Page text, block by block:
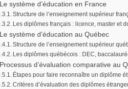
Le système d’éducation en France
Structure de l’enseignement supérieur
Les diplômes français : licence, master et
Le système d’éducation au Québec
Structure de l’enseignement supérieur
Les diplômes québécois : DEC,
Processus d’évaluation comparative au
Étapes pour faire reconnaître un diplôme
Critères d’évaluation des diplômes